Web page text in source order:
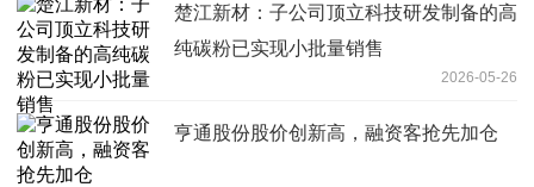
楚江新材：子公司顶立科技研发制备的高
纯碳粉已实现小批量销售
2026-05-26
亨通股份股价创新高，融资客抢先加仓